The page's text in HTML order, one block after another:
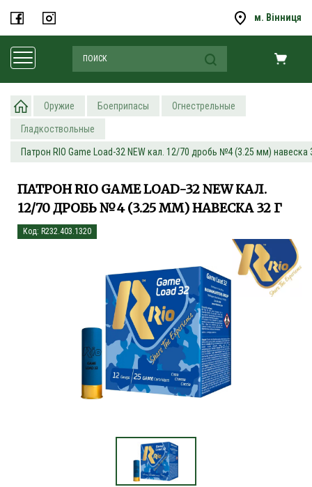
м. Вінниця
Оружие Боеприпасы Огнестрельные
Гладкоствольные
Патрон RIO Game Load-32 NEW кал. 12/70 дробь №4 (3.25 мм) навеска
ПАТРОН RIO GAME LOAD-32 NEW КАЛ.
12/70 ДРОБЬ №4 (3.25 ММ) НАВЕСКА 32 Г
Код: R232.403.1320